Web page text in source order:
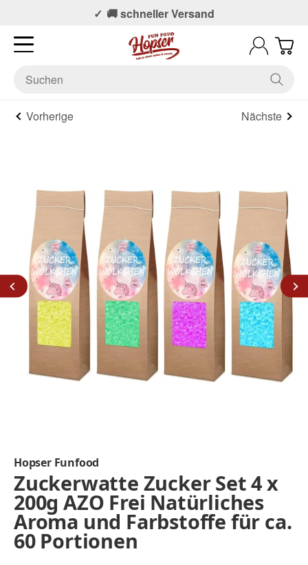
📞 Persönlicher Support🚚 schneller Versand
Vorherige Nächste
Hopser Funfood
Zuckerwatte Zucker Set 4 x
200g AZO Frei Natürliches
Aroma und Farbstoffe für ca.
60 Portionen